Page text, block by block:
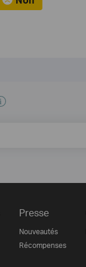
Presse
Nouveautés
Récompenses